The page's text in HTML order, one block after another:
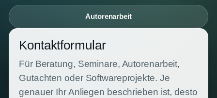
Autorenarbeit
Kontaktformular
Für Beratung, Seminare, Autorenarbeit,
Gutachten oder Softwareprojekte. Je
genauer Ihr Anliegen beschrieben ist, desto